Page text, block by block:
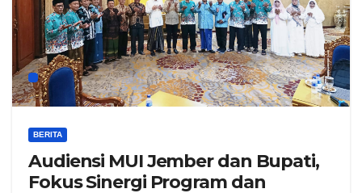
BERITA
Audiensi MUI Jember dan Bupati,
Fokus Sinergi Program dan